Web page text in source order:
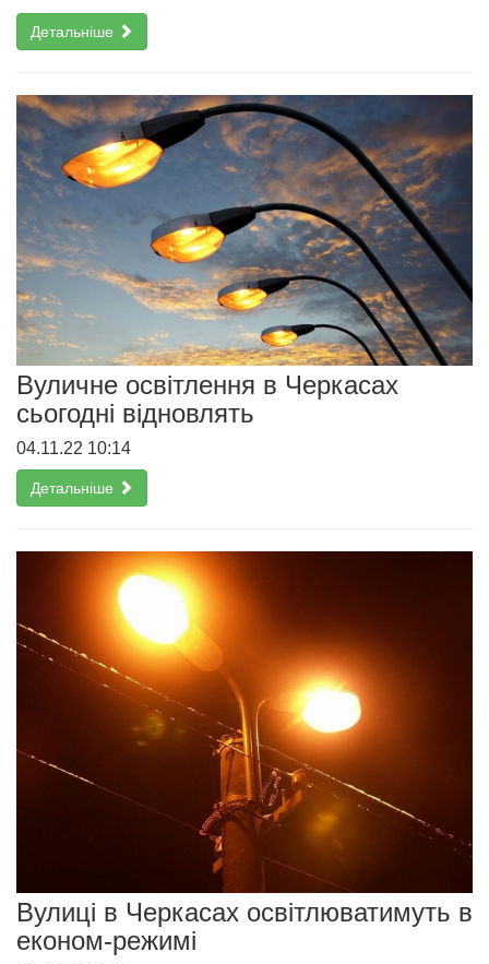
Детальніше
Вуличне освітлення в Черкасах
сьогодні відновлять
04.11.22 10:14
Детальніше
Вулиці в Черкасах освітлюватимуть в
економ-режимі